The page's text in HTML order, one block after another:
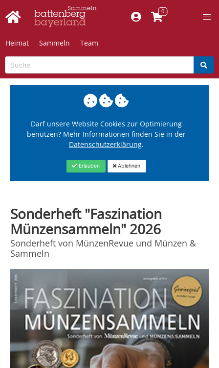
Heimat Sammeln Team
Darf unsere Website Cookies zur Optimierung
benutzen? Mehr Informationen finden Sie in der
Datenschutzerklärung.
Erlauben Ablehnen
Sonderheft "Faszination
Münzensammeln" 2026
Sonderheft von MünzenRevue und Münzen &
Sammeln